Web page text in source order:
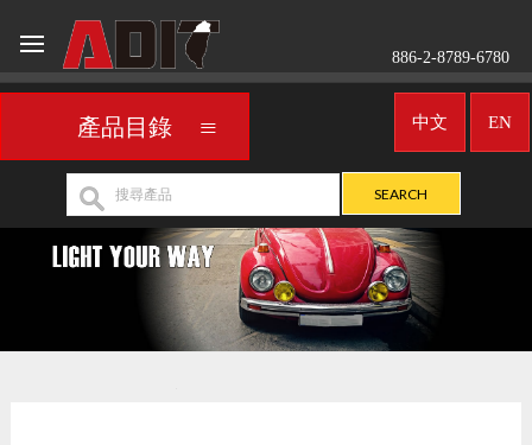
886-2-8789-6780
產品目錄 EN
中文